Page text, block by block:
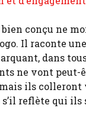
conçu ne
Il raconte
dans
ne vont peut-
ils colleront
reflète qui ils